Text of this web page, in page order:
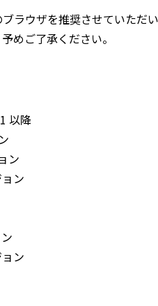
ラウザを推奨させていただ
めご了承ください。
以降
ン
ン
ン